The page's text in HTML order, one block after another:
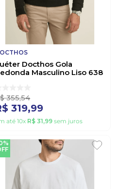
Docthos Gola
Masculino Liso 638
355,54
319,99
até10x R$ 31,99sem juros